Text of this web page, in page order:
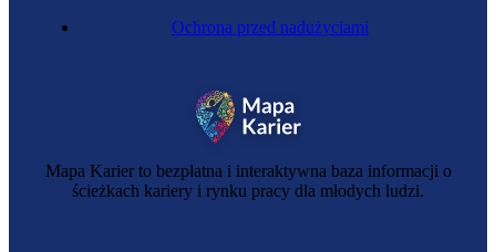
Mapa Karier to bezpłatna i interaktywna baza informacji o
ścieżkach kariery i rynku pracy dla młodych ludzi.
Ochrona przed nadużyciami